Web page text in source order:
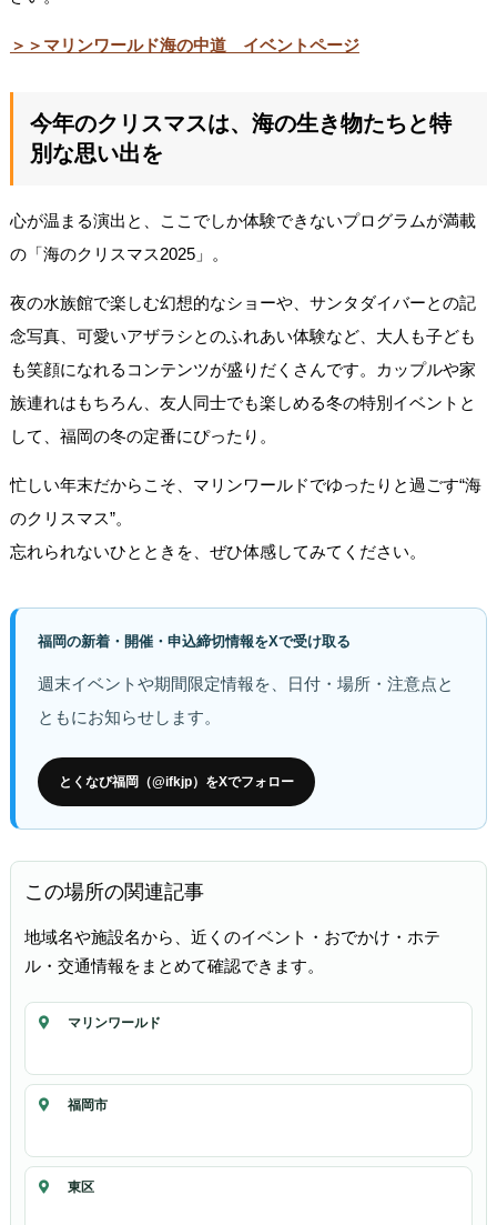
＞＞マリンワールド海の中道 イベントページ
今年のクリスマスは、海の生き物たちと特
別な思い出を
心が温まる演出と、ここでしか体験できないプログラムが満載
の「海のクリスマス2025」。
夜の水族館で楽しむ幻想的なショーや、サンタダイバーとの記
念写真、可愛いアザラシとのふれあい体験など、大人も子ども
も笑顔になれるコンテンツが盛りだくさんです。カップルや家
族連れはもちろん、友人同士でも楽しめる冬の特別イベントと
して、福岡の冬の定番にぴったり。
忙しい年末だからこそ、マリンワールドでゆったりと過ごす“海
のクリスマス”。
忘れられないひとときを、ぜひ体感してみてください。
福岡の新着・開催・申込締切情報をXで受け取る
週末イベントや期間限定情報を、日付・場所・注意点と
ともにお知らせします。
とくなび福岡（@ifkjp）をXでフォロー
この場所の関連記事
地域名や施設名から、近くのイベント・おでかけ・ホテ
ル・交通情報をまとめて確認できます。
マリンワールド
福岡市
東区